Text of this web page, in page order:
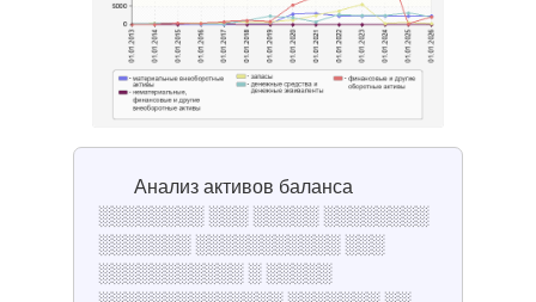
Анализ активов баланса
░░░░░░░░ ░░░ ░░░░░ ░░░░░░░░
░░░░░░░ ░░░░░░░░░░░ ░░░
░░░░░░░░░░░ ░ ░░░░░